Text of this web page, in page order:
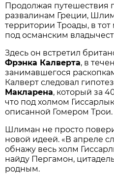
Продолжая путешествия
развалинам Греции,
территории Троады, в
под османским
Здесь он встретил
Фрэнка Калверта, в
занимавшегося
Калверт следовал
Макларена, который за
что под холмом
описанной Гомером Трои.
Шлиман не просто
новой идеей. «В апреле
обнажу весь холм
найду Пергамон,
родным.